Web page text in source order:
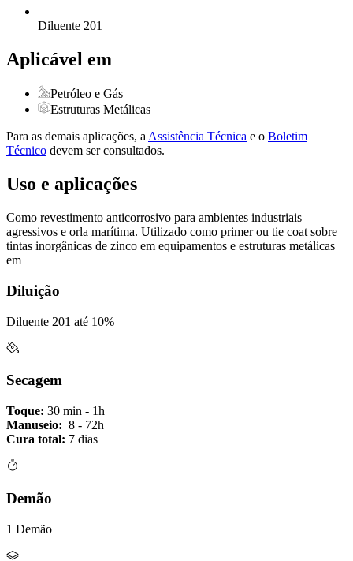
Diluente 201
Aplicável em
Petróleo e Gás
Estruturas Metálicas
Para as demais aplicações, aAssistência Técnica e o Boletim
Técnico devem ser consultados.
Uso e aplicações
Como revestimento anticorrosivo para ambientes industriais
agressivos e orla marítima. Utilizado como primer ou tie coat sobre
tintas inorgânicas de zinco em equipamentos e estruturas metálicas
em
Diluição
Diluente 201 até 10%
Secagem
Toque: 30 min - 1h
Manuseio: 8 - 72h
Cura total: 7 dias
Demão
1 Demão